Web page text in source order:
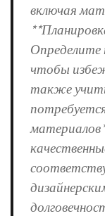
включая
Определите
чтобы
также